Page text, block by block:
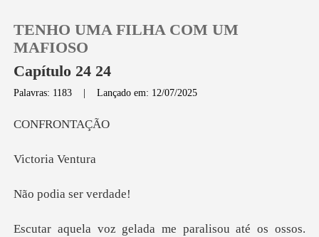
Histórico
Sair
TENHO UMA FILHA COM UM
MAFIOSO
Capítulo 24 24
Palavras: 1183 |Lançado em: 12/07/2025
RONT
ria V
ia ser